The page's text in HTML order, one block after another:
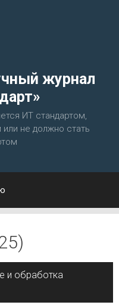
журнал
ИТ стандартом,
не должно стать
и обработка